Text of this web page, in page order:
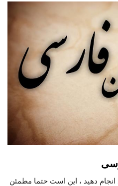
انجام دهید ، این است حتما مطمئن